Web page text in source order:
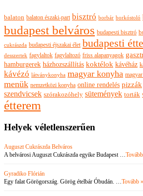
balaton balaton északi-part bisztró borbár borkóstoló
budapest belváros budapesti bisztró
cukrászda budapesti éjszakai élet budapesti
desszertek fagylaltok fagylaltozó friss alapanyagok
hamburgerek házhozszállítás koktélok kávéház
kávézó látványkonyha magyar konyha
menük nemzetközi konyha online rendelés pizzák
szendvicsek szórakozóhely sütemények torták
étterem
Helyek véletlenszerűen
Auguszt Cukrászda Belváros
A belvárosi Auguszt Cukrászda egyike Budapest …
Gyradiko Flórián
Egy falat Görögország. Görög ételbár Óbudán. …Tovább »